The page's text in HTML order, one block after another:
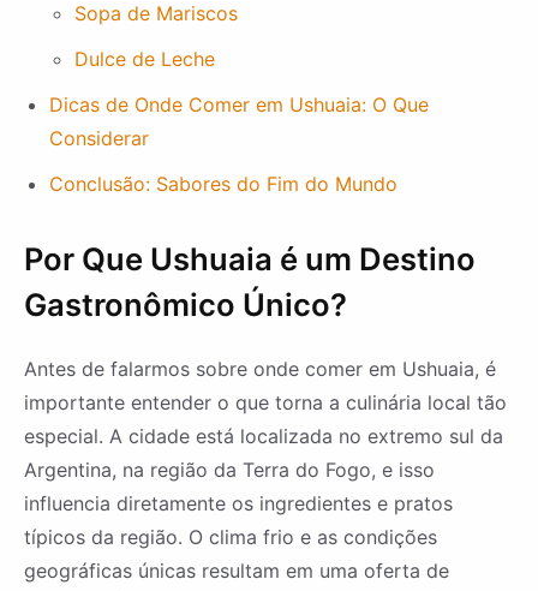
Sopa de Mariscos
Dulce de Leche
Dicas de Onde Comer em Ushuaia: O Que
Considerar
Conclusão: Sabores do Fim do Mundo
Por Que Ushuaia é um Destino
Gastronômico Único?
Antes de falarmos sobre onde comer em Ushuaia, é
importante entender o que torna a culinária local tão
especial. A cidade está localizada no extremo sul da
Argentina, na região da Terra do Fogo, e isso
influencia diretamente os ingredientes e pratos
típicos da região. O clima frio e as condições
geográficas únicas resultam em uma oferta de